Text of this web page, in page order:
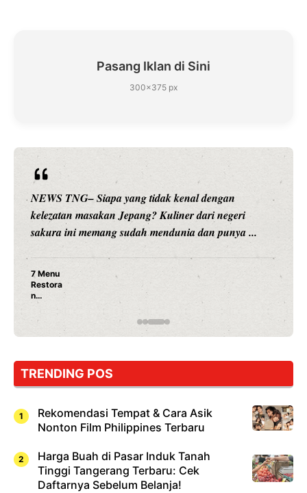
Pasang Iklan di Sini
300×375 px
NEWS TNG– Siapa yang tidak kenal dengan
kelezatan masakan Jepang? Kuliner dari negeri
sakura ini memang sudah mendunia dan punya ...
7 Menu
Restora
n
Jepang
Dicoba,
Cuma
Sushi!
TRENDING POS
Rekomendasi Tempat & Cara Asik
Nonton Film Philippines Terbaru
Harga Buah di Pasar Induk Tanah
Tinggi Tangerang Terbaru: Cek
Daftarnya Sebelum Belanja!